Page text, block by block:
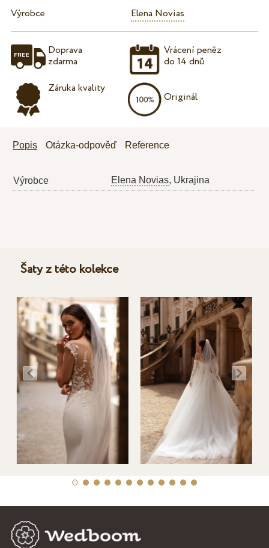
Výrobce
Elena Novias
Doprava
zdarma
Záruka kvality
Vrácení peněz
do 14 dnů
Originál
Popis Otázka-odpověď Reference
Výrobce Elena Novias, Ukrajina
Šaty z této kolekce